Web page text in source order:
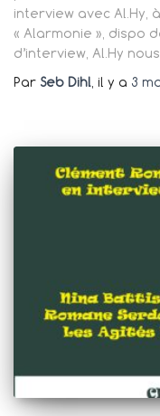
interview avec Al.Hy,
« Alarmonie », dispo
d’interview, Al.Hy
Par Seb Dihl , il y a 3